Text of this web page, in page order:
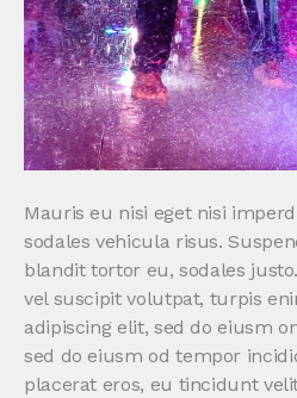
Mauris eu nisi eget nisi
sodales vehicula risus.
blandit tortor eu, sodales
vel suscipit volutpat, turpis
adipiscing elit, sed do eiusm
sed do eiusm od tempor
placerat eros, eu tincidunt